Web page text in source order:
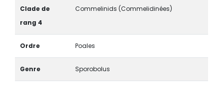
Clade de
rang 4
Commelinids (Commelidinées)
Ordre Poales
Genre Sporobolus